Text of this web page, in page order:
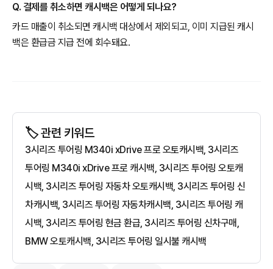
Q. 결제를 취소하면 캐시백은 어떻게 되나요?
카드 매출이 취소되면 캐시백 대상에서 제외되고, 이미 지급된 캐시
백은 환급금 지급 전에 회수돼요.
🏷️ 관련 키워드
3시리즈 투어링 M340i xDrive 프로 오토캐시백, 3시리즈
투어링 M340i xDrive 프로 캐시백, 3시리즈 투어링 오토캐
시백, 3시리즈 투어링 자동차 오토캐시백, 3시리즈 투어링 신
차캐시백, 3시리즈 투어링 자동차캐시백, 3시리즈 투어링 캐
시백, 3시리즈 투어링 현금 환급, 3시리즈 투어링 신차구매,
BMW 오토캐시백, 3시리즈 투어링 일시불 캐시백